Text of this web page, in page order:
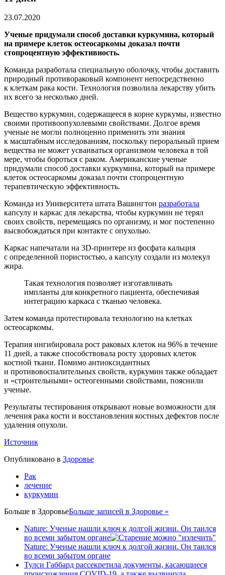
23.07.2020
Ученые придумали способ доставки куркумина, который
на примере клеток остеосаркомы доказал почти
стопроцентную эффективность.
Команда разработала специальную оболочку, чтобы доставить
природный противораковый компонент непосредственно
к клеткам рака кости. Технология позволила лекарству убить
их всего за несколько дней.
Вещество куркумин, содержащееся в корне куркумы, известно
своими противоопухолевыми свойствами. Долгое время
ученые не могли полноценно применить эти знания
к масштабным исследованиям, поскольку пероральный прием
вещества не может усваиваться организмом человека в той
мере, чтобы бороться с раком. Американские ученые
придумали способ доставки куркумина, который на примере
клеток остеосаркомы доказал почти стопроцентную
терапевтическую эффективность.
Команда из Университета штата Вашингтон разработала
капсулу и каркас для лекарства, чтобы куркумин не терял
своих свойств, перемещаясь по организму, и мог постепенно
высвобождаться при контакте с опухолью.
Каркас напечатали на 3D-принтере из фосфата кальция
с определенной пористостью, а капсулу создали из молекул
жира.
Такая технология позволяет изготавливать
импланты для конкретного пациента, обеспечивая
интеграцию каркаса с тканью человека.
Затем команда протестировала технологию на клетках
остеосаркомы.
Терапия ингибировала рост раковых клеток на 96% в течение
11 дней, а также способствовала росту здоровых клеток
костной ткани. Помимо антиоксидантных
и противовоспалительных свойств, куркумин также обладает
и «строительными» остеогенными свойствами, пояснили
ученые.
Результаты тестирования открывают новые возможности для
лечения рака кости и восстановления костных дефектов после
удаления опухоли.
Источник
Опубликовано в Здоровье
Рак
лечение
куркумин
Больше в ЗдоровьеБольше записей в Здоровье »
Nature: Ученые нашли ключ к долгой жизни. Он таился
во всеми забытом органе
Nature: Ученые нашли ключ к долгой жизни. Он таился
во всеми забытом органе
Тулси Габбард рассекретила документы, касающиеся